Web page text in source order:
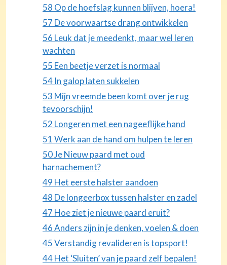
58 Op de hoefslag kunnen blijven, hoera!
57 De voorwaartse drang ontwikkelen
56 Leuk dat je meedenkt, maar wel leren
wachten
55 Een beetje verzet is normaal
54 In galop laten sukkelen
53 Mijn vreemde been komt over je rug
tevoorschijn!
52 Longeren met een nageeflijke hand
51 Werk aan de hand om hulpen te leren
50 Je Nieuw paard met oud
harnachement?
49 Het eerste halster aandoen
48 De longeerbox tussen halster en zadel
47 Hoe ziet je nieuwe paard eruit?
46 Anders zijn in je denken, voelen & doen
45 Verstandig revalideren is topsport!
44 Het ‘Sluiten’ van je paard zelf bepalen!